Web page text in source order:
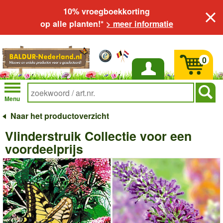
10% vroegboekkorting
op alle planten!* > meer informatie
Inloggen
Menu
0
Naar het productoverzicht
Vlinderstruik Collectie voor een
voordeelprijs